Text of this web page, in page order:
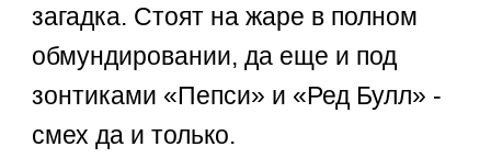
загадка. Стоят на жаре в полном
обмундировании, да еще и под
зонтиками «Пепси» и «Ред Булл» -
смех да и только.